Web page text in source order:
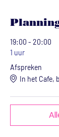
19:00 - 20:00
1 uur
Afspreken
In het Cafe,